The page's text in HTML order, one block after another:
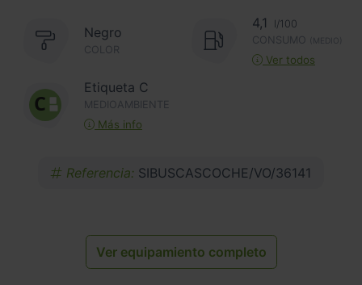
Negro
COLOR
4,1
l/100
CONSUMO
(MEDIO)
Ver todos
Etiqueta C
MEDIOAMBIENTE
Más info
Referencia: SIBUSCASCOCHE/VO/36141
Ver equipamiento completo